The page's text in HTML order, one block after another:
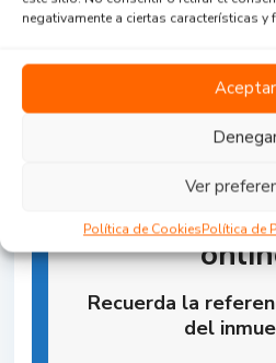
negativamente a ciertas características y
Aceptar
Ver
Política de CookiesPolítica de
Reserva la
Recuerda la
del